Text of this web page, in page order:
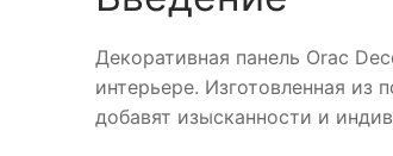
Декоративная панель Orac
интерьере. Изготовленная из
добавят изысканности и